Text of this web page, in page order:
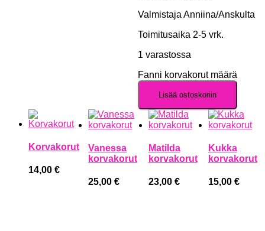
Valmistaja Anniina/Anskulta
Toimitusaika 2-5 vrk.
1 varastossa
Fanni korvakorut määrä
Lisää ostoskoriin
Korvakorut
14,00 €
Vanessa
korvakorut
25,00€
Matilda
korvakorut
23,00 €
Kukka
korvakorut
15,00 €